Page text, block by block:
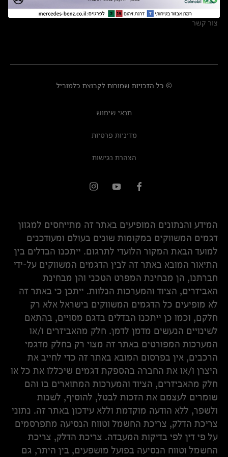
מרכזי שירות
צור קשר
© כל הזכויות שמורות לקבוצת כלמוביל
תנאי שימוש
מדיניות פרטיות
הצהרת נגישות
המידע והנתונים המופיעים באתר זה מתייחסים למגוון
דגמים המשווקים במקומות שונים בעולם ומעודכנים
למועד הבאת המקור הלועדי לתרגום. ייתכנו הבדלים בין
התיאור המובא באתר זה לבין הדגמים המשווקים על-ידי
חברתנו, הן מבחינת המפרט הטכני והן מבחינת
האביזרים, הציוד והמערכות הנלוות. ייתכן כי באתר זה
לא מופיעים כל הדגמים המשווקים בישראל אלא רק
חלקם, וכמו כן ייתכנו הבדלים בדגם מסויים, בהתאם
לשינויים הנעשים מדמן לדמן. חלק מהאביזרים ו/או
המערכות המפורטים באתר זה מצוי רק בחלק מדגמי
הרכבים, אין בפרסום המובא באתר זה כדי לחייב את
היצרן ו/או את החברה בהספקת דגמים שיכללו את כל או
חלק מהאביזרים, הציוד והמערכות המתוארים בו והם
שומרים לעצמם את הזכות לבטל, להוסיף, לשנות
ולשפר, ללא הודעה מוקדמת וללא עידכון באתר זה. נתוני
צריכת הדלק, צריכת החשמל וטווח הנסיעה מתפרסמים
על פי דין לפי בדיקות המעבדה. צריכת הדלק, צריכת
החשמל וטווח הנסיעה בפועל מושפעים, בין היתר, גם